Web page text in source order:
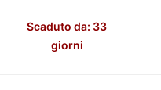
Scaduto da: 33
giorni